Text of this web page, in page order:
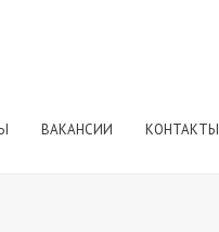
ВАКАНСИИ КОНТАКТЫ